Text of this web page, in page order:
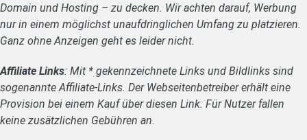
Domain und Hosting – zu decken. Wir achten darauf, Werbung
nur in einem möglichst unaufdringlichen Umfang zu platzieren.
Ganz ohne Anzeigen geht es leider nicht.
Affiliate Links: Mit * gekennzeichnete Links und Bildlinks sind
sogenannte Affiliate-Links. Der Webseitenbetreiber erhält eine
Provision bei einem Kauf über diesen Link. Für Nutzer fallen
keine zusätzlichen Gebühren an.